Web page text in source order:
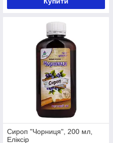
Сироп "Чорниця", 200 мл,
Еліксір